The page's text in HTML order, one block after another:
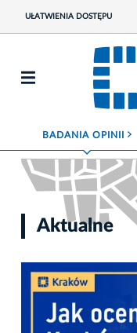
UŁATWIENIA DOSTĘPU
BADANIA OPINII ROZWIŃ MENU
Aktualne